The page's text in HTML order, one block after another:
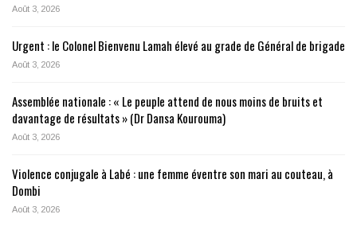
Août 3, 2026
Urgent : le Colonel Bienvenu Lamah élevé au grade de Général de brigade
Août 3, 2026
Assemblée nationale : « Le peuple attend de nous moins de bruits et
davantage de résultats » (Dr Dansa Kourouma)
Août 3, 2026
Violence conjugale à Labé : une femme éventre son mari au couteau, à
Dombi
Août 3, 2026